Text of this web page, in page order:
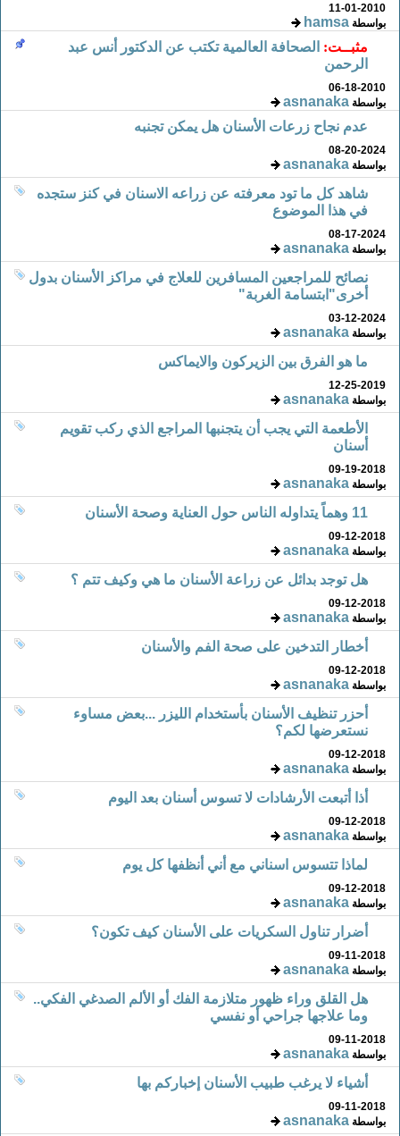
11-01-2010
بواسطةhamsa
مثبــت: الصحافة العالمية تكتب عن الدكتور أنس عبد
الرحمن
06-18-2010
بواسطةasnanaka
عدم نجاح زرعات الأسنان هل يمكن تجنبه
08-20-2024
بواسطةasnanaka
شاهد كل ما تود معرفته عن زراعه الاسنان في كنز ستجده
في هذا الموضوع
08-17-2024
بواسطةasnanaka
نصائح للمراجعين المسافرين للعلاج في مراكز الأسنان بدول
أخرى"ابتسامة الغربة"
03-12-2024
بواسطةasnanaka
ما هو الفرق بين الزيركون والايماكس
12-25-2019
بواسطةasnanaka
الأطعمة التي يجب أن يتجنبها المراجع الذي ركب تقويم
أسنان
09-19-2018
بواسطةasnanaka
11 وهماً يتداوله الناس حول العناية وصحة الأسنان
09-12-2018
بواسطةasnanaka
هل توجد بدائل عن زراعة الأسنان ما هي وكيف تتم ؟
09-12-2018
بواسطةasnanaka
أخطار التدخين على صحة الفم والأسنان
09-12-2018
بواسطةasnanaka
أحزر تنظيف الأسنان بأستخدام الليزر ...بعض مساوء
نستعرضها لكم؟
09-12-2018
بواسطةasnanaka
أذا أتبعت الأرشادات لا تسوس أسنان بعد اليوم
09-12-2018
بواسطةasnanaka
لماذا تتسوس اسناني مع أني أنظفها كل يوم
09-12-2018
بواسطةasnanaka
أضرار تناول السكريات على الأسنان كيف تكون؟
09-11-2018
بواسطةasnanaka
هل القلق وراء ظهور متلازمة الفك أو الألم الصدغي الفكي..
وما علاجها جراحي أو نفسي
09-11-2018
بواسطةasnanaka
أشياء لا يرغب طبيب الأسنان إخباركم بها
09-11-2018
بواسطةasnanaka